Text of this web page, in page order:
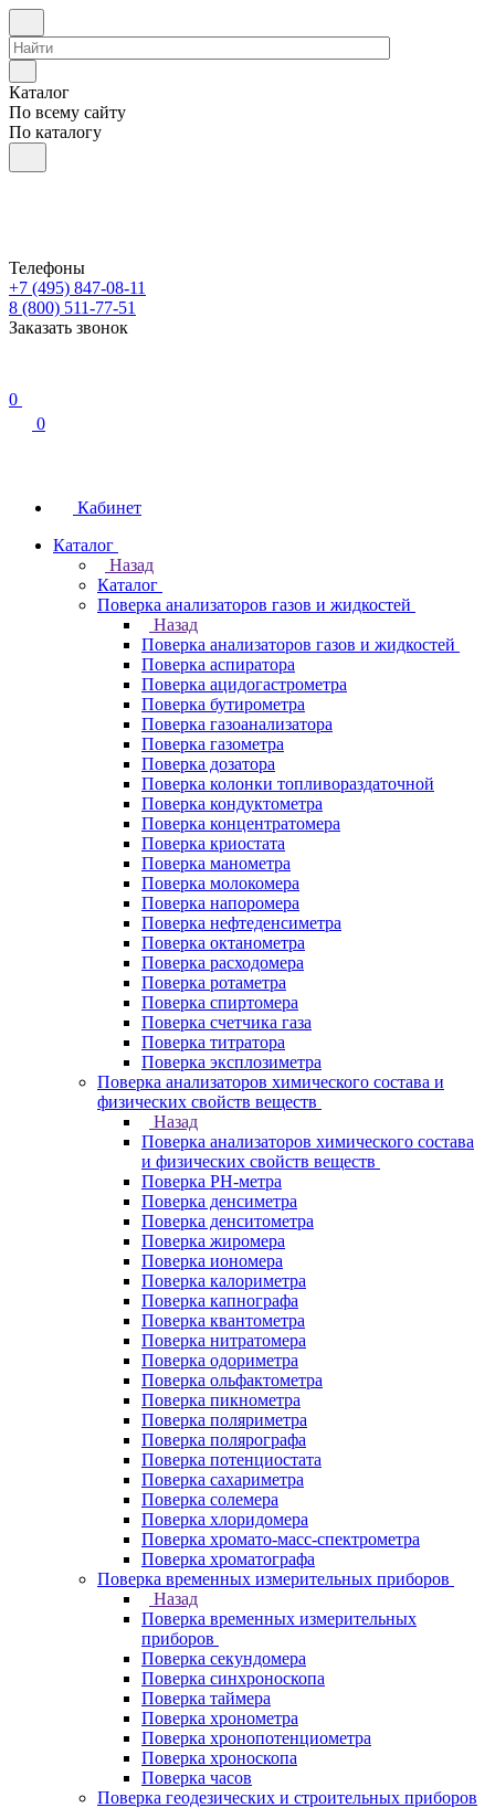
Каталог
По всему сайту
По каталогу
Телефоны
+7 (495) 847-08-11
8 (800) 511-77-51
Заказать звонок
0
0
Кабинет
Каталог
Назад
Каталог
Поверка анализаторов газов и жидкостей
Назад
Поверка анализаторов газов и жидкостей
Поверка аспиратора
Поверка ацидогастрометра
Поверка бутирометра
Поверка газоанализатора
Поверка газометра
Поверка дозатора
Поверка колонки топливораздаточной
Поверка кондуктометра
Поверка концентратомера
Поверка криостата
Поверка манометра
Поверка молокомера
Поверка напоромера
Поверка нефтеденсиметра
Поверка октанометра
Поверка расходомера
Поверка ротаметра
Поверка спиртомера
Поверка счетчика газа
Поверка титратора
Поверка эксплозиметра
Поверка анализаторов химического состава и
физических свойств веществ
Назад
Поверка анализаторов химического состава
и физических свойств веществ
Поверка PH-метра
Поверка денсиметра
Поверка денситометра
Поверка жиромера
Поверка иономера
Поверка калориметра
Поверка капнографа
Поверка квантометра
Поверка нитратомера
Поверка одориметра
Поверка ольфактометра
Поверка пикнометра
Поверка поляриметра
Поверка полярографа
Поверка потенциостата
Поверка сахариметра
Поверка солемера
Поверка хлоридомера
Поверка хромато-масс-спектрометра
Поверка хроматографа
Поверка временных измерительных приборов
Назад
Поверка временных измерительных
приборов
Поверка секундомера
Поверка синхроноскопа
Поверка таймера
Поверка хронометра
Поверка хронопотенциометра
Поверка хроноскопа
Поверка часов
Поверка геодезических и строительных приборов